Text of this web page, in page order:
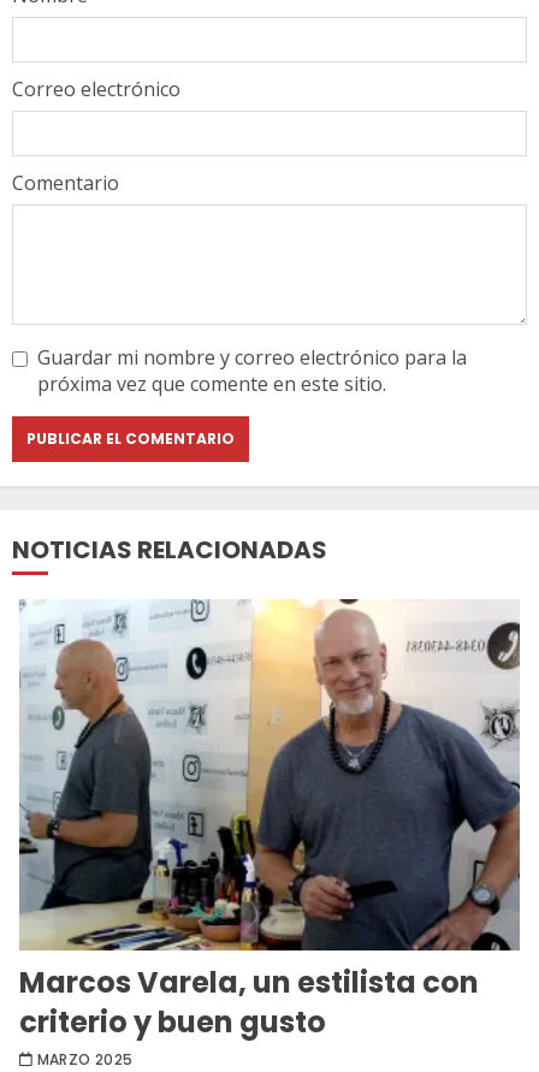
Comentario
Correo electrónico
Guardar mi nombre y correo electrónico para la
próxima vez que comente en este sitio.
NOTICIAS RELACIONADAS
Marcos Varela, un estilista con
criterio y buen gusto
MARZO 2025